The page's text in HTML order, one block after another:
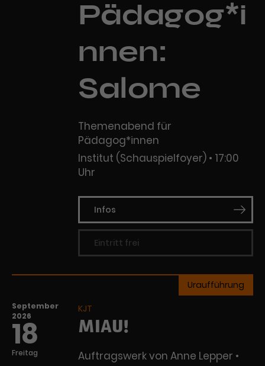
Pädagog*i
nnen:
Salome
Themenabend für
Pädagog*innen
Institut (Schauspielfoyer)
17:00
Uhr
Infos
Eintritt frei
September
2026
18
Freitag
Uraufführung
KJT
MIAU!
Auftragswerk von Anne Lepper •